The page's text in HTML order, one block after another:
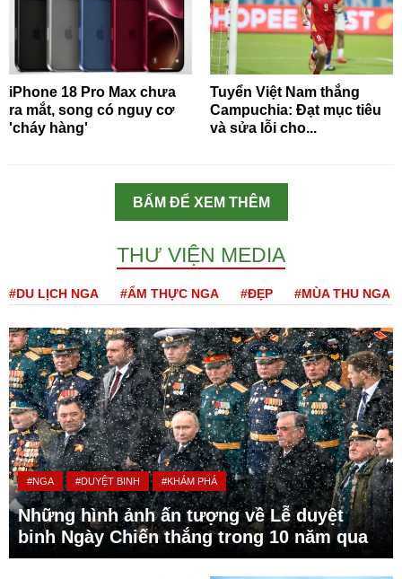
iPhone 18 Pro Max chưa
ra mắt, song có nguy cơ
'cháy hàng'
Tuyển Việt Nam thắng
Campuchia: Đạt mục tiêu
và sửa lỗi cho...
BẤM ĐỂ XEM THÊM
THƯ VIỆN MEDIA
#DU LỊCH NGA #ẨM THỰC NGA #ĐẸP #MÙA THU NGA
#NGA #DUYỆT BINH #KHÁM PHÁ
Những hình ảnh ấn tượng về Lễ duyệt
binh Ngày Chiến thắng trong 10 năm qua